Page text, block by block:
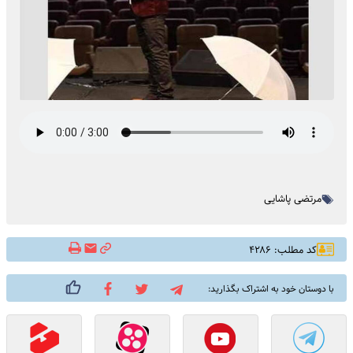
مرتضی پاشایی
کد مطلب: ۴۲۸۶
با دوستان خود به اشتراک بگذارید: